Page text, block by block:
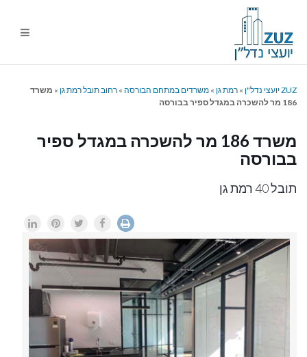
ZUZ יועצי נדל"ן » רמת גן » משרדים במתחם הבורסה » רחוב תובל רמת גן » משרד
186 מר להשכרה במגדל ספיר בבורסה
משרד 186 מר להשכרה במגדל ספיר
בבורסה
תובל 40 רמת גן